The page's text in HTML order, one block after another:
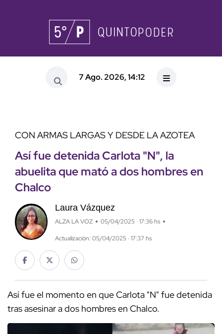
7 Ago. 2026, 14:12
CON ARMAS LARGAS Y DESDE LA AZOTEA
Así fue detenida Carlota "N", la
abuelita que mató a dos hombres en
Chalco
Laura Vázquez
ALZA LA VOZ 05/04/2025 · 17:36 hs
Actualización: 05/04/2025 · 17:37 hs
Así fue el momento en que Carlota "N" fue detenida
tras asesinar a dos hombres en Chalco.